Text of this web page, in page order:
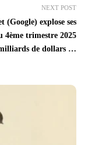
NEXT POST
(Google) explose ses
4ème trimestre 2025
de dollars de